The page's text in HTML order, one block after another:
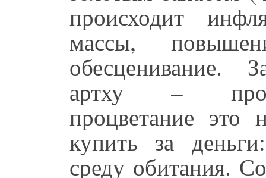
происходит
массы,
обесценивание.
артху –
процветание
купить за
среду обитания.